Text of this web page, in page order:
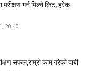
गर्न मिल्ने किट, हरेक
20:40
सफल,राम्रो काम गरेको दाबी